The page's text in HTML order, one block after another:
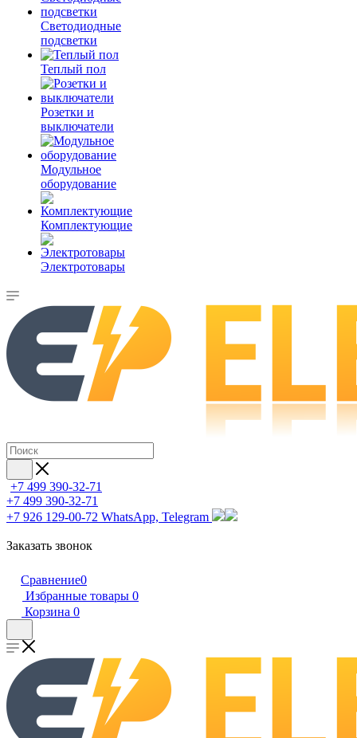
Светодиодные
подсветки
Теплый пол
Розетки и
выключатели
Модульное
оборудование
Комплектующие
Электротовары
+7 499 390-32-71
+7 499 390-32-71
+7 926 129-00-72 WhatsApp, Telegram
Заказать звонок
Сравнение0
Избранные товары 0
Корзина 0